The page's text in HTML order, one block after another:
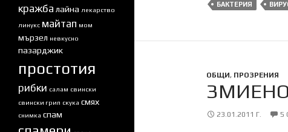
БАКТЕРИЯ
ОБЩИ, ПРОЗРЕНИЯ
23.01.2011 Г. 5
кражба лайна лекарство
линукс майтап мом
мързел невкусно
пазарджик
простотия
рибки салам свински
свински грип скука смях
снимка спам